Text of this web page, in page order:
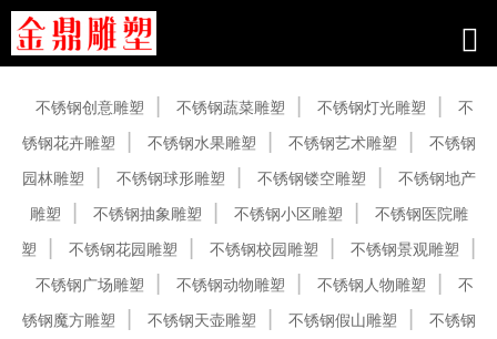
不锈钢创意雕塑 不锈钢蔬菜雕塑 不锈钢灯光雕塑
不
锈钢花卉雕塑
不锈钢水果雕塑 不锈钢艺术雕塑
不锈钢
园林雕塑
不锈钢球形雕塑 不锈钢镂空雕塑
不锈钢地产
雕塑
不锈钢抽象雕塑 不锈钢小区雕塑
不锈钢医院雕
塑
不锈钢花园雕塑 不锈钢校园雕塑
不锈钢景观雕塑
不锈钢广场雕塑
不锈钢动物雕塑 不锈钢人物雕塑
不
锈钢魔方雕塑
不锈钢天壶雕塑 不锈钢假山雕塑
不锈钢